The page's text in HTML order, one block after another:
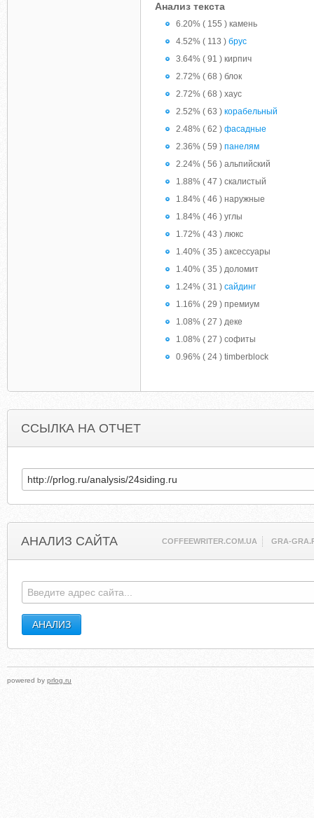
Анализ текста
6.20% ( 155 ) камень
4.52% ( 113 ) брус
3.64% ( 91 ) кирпич
2.72% ( 68 ) блок
2.72% ( 68 ) хаус
2.52% ( 63 ) корабельный
2.48% ( 62 ) фасадные
2.36% ( 59 ) панелям
2.24% ( 56 ) альпийский
1.88% ( 47 ) скалистый
1.84% ( 46 ) наружные
1.84% ( 46 ) углы
1.72% ( 43 ) люкс
1.40% ( 35 ) аксессуары
1.40% ( 35 ) доломит
1.24% ( 31 ) сайдинг
1.16% ( 29 ) премиум
1.08% ( 27 ) деке
1.08% ( 27 ) софиты
0.96% ( 24 ) timberblock
ССЫЛКА НА ОТЧЕТ
АНАЛИЗ САЙТА COFFEEWRITER.COM.UA GRA-
powered by prlog.ru